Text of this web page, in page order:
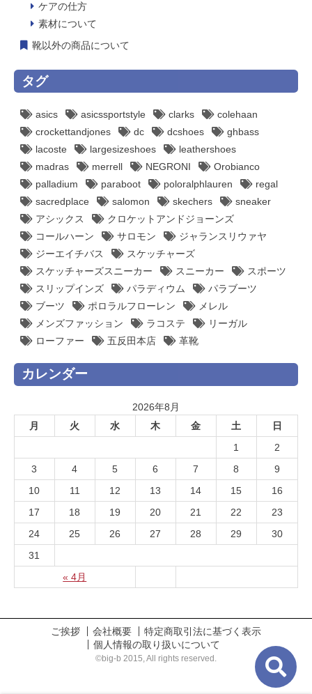
ケアの仕方
素材について
靴以外の商品について
タグ
asics asicssportstyle clarks
colehaan
crockettandjones
dc dcshoes
ghbass
lacoste
largesizeshoes
leathershoes
madras
merrell NEGRONI
Orobianco
palladium
paraboot poloralphlauren
regal
sacredplace
salomon skechers
sneaker
アシックス
クロケットアンドジョーンズ
コールハーン
サロモン
ジャランスリウァヤ
ジーエイチバス
スケッチャーズ
スケッチャーズスニーカー
スニーカー
スポーツ
スリップインズ
パラディウム
パラブーツ
ブーツ
ポロラルフローレン
メレル
メンズファッション
ラコステ
リーガル
ローファー
五反田本店 革靴
カレンダー
2026年8月
月
火 水 木 金 土 日
« 4月
1
2
3
4 5 6 7 8
9
10
11 12 13 14 15
16
17
18 19 20 21 22
23
24
25 26 27 28 29
30
31
ご挨拶 会社概要
特定商取引法に基づく表示
個人情報の取り扱いについて
©big-b 2015, All rights reserved.